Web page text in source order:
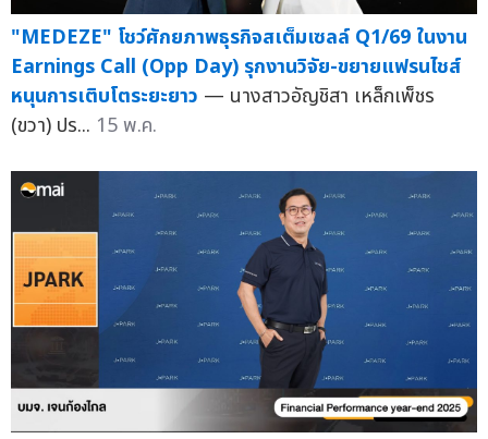
"MEDEZE" โชว์ศักยภาพธุรกิจสเต็มเซลล์ Q1/69 ในงาน
Earnings Call (Opp Day) รุกงานวิจัย-ขยายแฟรนไชส์
หนุนการเติบโตระยะยาว — นางสาวอัญชิสา เหล็กเพ็ชร
(ขวา) ปร... 15 พ.ค.